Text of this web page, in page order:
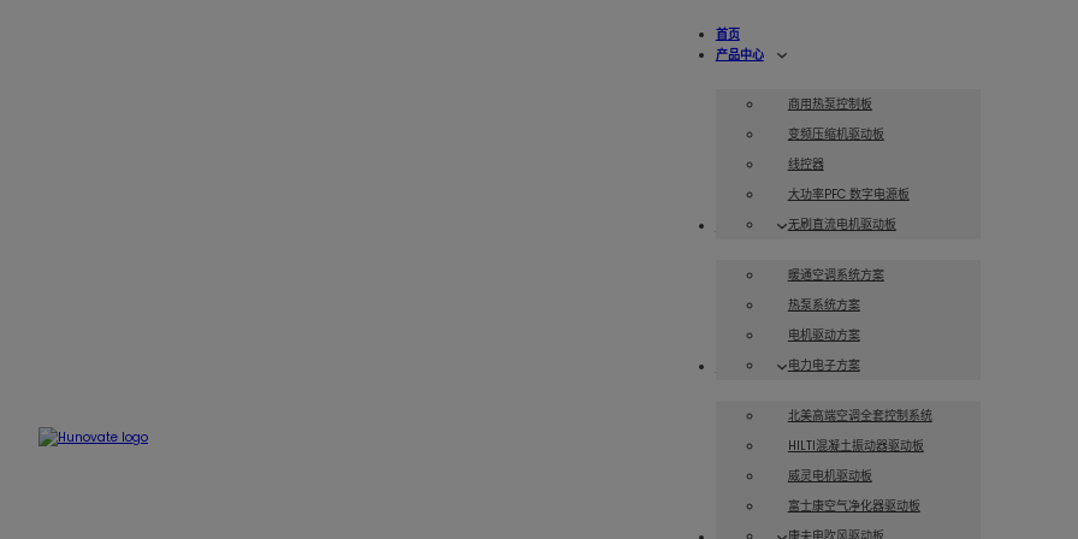
首页
产品中心
商用热泵控制板
变频压缩机驱动板
线控器
大功率PFC 数字电源板
无刷直流电机驱动板
解决方案
暖通空调系统方案
热泵系统方案
电机驱动方案
电力电子方案
案例展示
北美高端空调全套控制系统
HILTI混凝土振动器驱动板
威灵电机驱动板
富士康空气净化器驱动板